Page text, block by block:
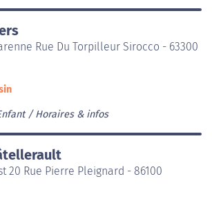
Rue Du Torpilleur Sirocco - 63300
Horaires & infos
20 Rue Pierre Pleignard - 86100